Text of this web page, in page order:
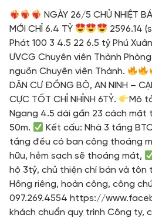
NGÀY 26/5 CHỦ NHIỆT
MỚI CHỈ 6.4 TỶ
2596.14
Phát 100 3 4.5 22 6.5 tỷ Phú
ƯVCG Chuyên viên Thành
nguồn Chuyên viên Thành.
DÂN CƯ ĐỒNG BỘ, AN NINH –
CỰC TỐT CHỈ NHỈNH 6TỶ.
Mô
Ngang 4.5 dài gần 23 cách mặt
50m.
Kết cấu: Nhà 3 tầng
tầng đều có ban công thoáng
hữu, hẻm sạch sẽ thoáng mát,
hộ 3tỷ, chủ thiện chí bán và tôn
Hồng riêng, hoàn công, công
097.269.4554 https://
khách chuẩn quy trình Công ty,